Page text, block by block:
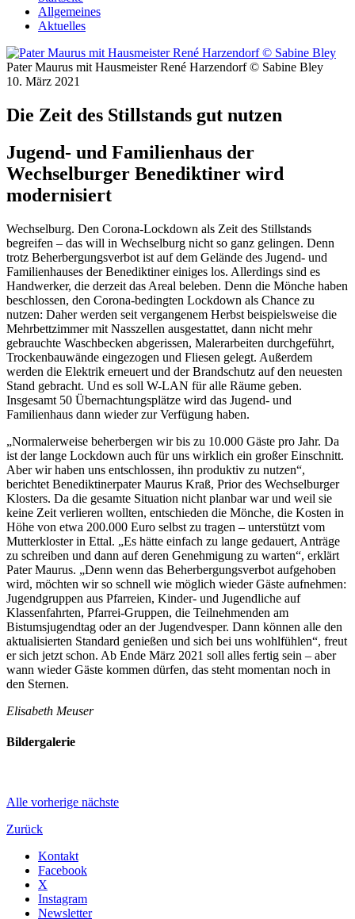
Allgemeines
Aktuelles
Pater Maurus mit Hausmeister René Harzendorf © Sabine Bley
10. März 2021
Die Zeit des Stillstands gut nutzen
Jugend- und Familienhaus der
Wechselburger Benediktiner wird
modernisiert
Wechselburg. Den Corona-Lockdown als Zeit des Stillstands
begreifen – das will in Wechselburg nicht so ganz gelingen. Denn
trotz Beherbergungsverbot ist auf dem Gelände des Jugend- und
Familienhauses der Benediktiner einiges los. Allerdings sind es
Handwerker, die derzeit das Areal beleben. Denn die Mönche haben
beschlossen, den Corona-bedingten Lockdown als Chance zu
nutzen: Daher werden seit vergangenem Herbst beispielsweise die
Mehrbettzimmer mit Nasszellen ausgestattet, dann nicht mehr
gebrauchte Waschbecken abgerissen, Malerarbeiten durchgeführt,
Trockenbauwände eingezogen und Fliesen gelegt. Außerdem
werden die Elektrik erneuert und der Brandschutz auf den neuesten
Stand gebracht. Und es soll W-LAN für alle Räume geben.
Insgesamt 50 Übernachtungsplätze wird das Jugend- und
Familienhaus dann wieder zur Verfügung haben.
„Normalerweise beherbergen wir bis zu 10.000 Gäste pro Jahr. Da
ist der lange Lockdown auch für uns wirklich ein großer Einschnitt.
Aber wir haben uns entschlossen, ihn produktiv zu nutzen“,
berichtet Benediktinerpater Maurus Kraß, Prior des Wechselburger
Klosters. Da die gesamte Situation nicht planbar war und weil sie
keine Zeit verlieren wollten, entschieden die Mönche, die Kosten in
Höhe von etwa 200.000 Euro selbst zu tragen – unterstützt vom
Mutterkloster in Ettal. „Es hätte einfach zu lange gedauert, Anträge
zu schreiben und dann auf deren Genehmigung zu warten“, erklärt
Pater Maurus. „Denn wenn das Beherbergungsverbot aufgehoben
wird, möchten wir so schnell wie möglich wieder Gäste aufnehmen:
Jugendgruppen aus Pfarreien, Kinder- und Jugendliche auf
Klassenfahrten, Pfarrei-Gruppen, die Teilnehmenden am
Bistumsjugendtag oder an der Jugendvesper. Dann können alle den
aktualisierten Standard genießen und sich bei uns wohlfühlen“, freut
er sich jetzt schon. Ab Ende März 2021 soll alles fertig sein – aber
wann wieder Gäste kommen dürfen, das steht momentan noch in
den Sternen.
Elisabeth Meuser
Bildergalerie
Alle vorherige nächste
Zurück
Kontakt
Facebook
X
Instagram
Newsletter